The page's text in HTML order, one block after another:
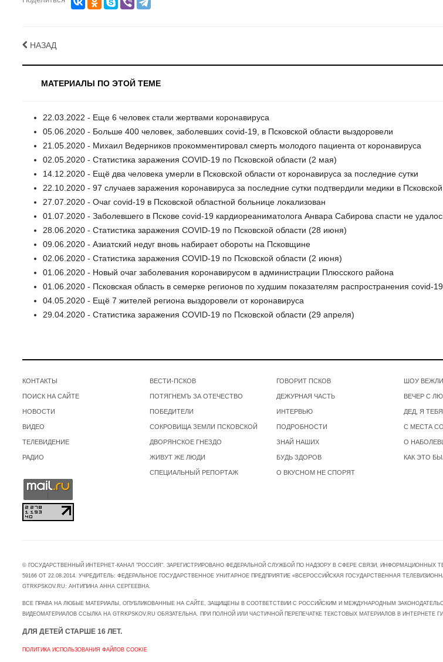
НАЗАД
МАТЕРИАЛЫ ПО ЭТОЙ ТЕМЕ
22.03.2022 - Еще 6 человек стали жертвами коронавируса
05.06.2020 - Больше 400 человек, заболевших covid-19, в Псковской области выздоровели
21.05.2020 - Михаил Ведерников прокомментировал смерть молодого пациента от коронавируса
02.05.2020 - Статистика заражения COVID-19 по Псковской области (2 мая)
14.12.2020 - Ещё два человека умерли в Псковской области от коронавируса за последние сутки
22.10.2020 - 97 случаев заражения коронавируса за последние сутки подтвердили медики в
27.07.2020 - Очаг covid-19 в Псковской областной больнице локализован
01.07.2020 - Заболевшего в Пскове covid-19 кардиореаниматолога Анвара Сабирова спасти не
28.06.2020 - Статистика заражения COVID-19 по Псковской области (28 июня)
09.06.2020 - Азиатский недуг вновь набирает обороты на Псковщине
02.06.2020 - Статистика заражения COVID-19 по Псковской области (2 июня)
01.06.2020 - Новый очаг заболевания коронавирусом в администрации Плюсского района
01.06.2020 - Псковская область в семерке регионов по худшим показателям распространения covid-19
04.05.2020 - Ещё 7 жителей региона выздоровели от коронавируса
29.04.2020 - Статистика заражения COVID-19 по Псковской области (29 апреля)
КОНТАКТЫ
ПОИСК НА САЙТЕ
НОВОСТИ
ВИДЕО
ТЕЛЕВИДЕНИЕ
РАДИО
ВЕСТИ-ПСКОВ
ПОТЯГНЕМЪ ЗА ОТЕЧЕСТВО
ПОБЕДИТЕЛИ
СОКРОВИЩА ЗЕМЛИ ПСКОВСКОЙ
ДВОРЯНСКОЕ ГНЕЗДО
ЖИВУТ ЖЕ ЛЮДИ
СПЕЦИАЛЬНЫЙ РЕПОРТАЖ
ГОВОРИТ ПСКОВ
ДЕЖУРНАЯ ЧАСТЬ
ИНТЕРВЬЮ
ПОДРОБНОСТИ
ЗНАЙ НАШИХ
БУДЬ ЗДОРОВ
О ВКУСНОМ НЕ СПОРЯТ
ШОУ
ВЕЧЕР С
ДЕД, Я
С МЕСТА
О
КАК ЭТО
© ГОСУДАРСТВЕННЫЙ ИНТЕРНЕТ-КАНАЛ "РОССИЯ". ЗАРЕГИСТРИРОВАНО ФЕДЕРАЛЬНОЙ СЛУЖБОЙ ПО НАДЗОРУ В СФЕРЕ СВЯЗИ,
59166 ОТ 22.08.2014. УЧРЕДИТЕЛЬ: ФЕДЕРАЛЬНОЕ ГОСУДАРСТВЕННОЕ УНИТАРНОЕ ПРЕДПРИЯТИЕ «ВСЕРОССИЙСКАЯ ГОСУДАРСТВЕННАЯ
GTRKPSKOV.RU: АНТИПИНА АННА СЕРГЕЕВНА.
ВСЕ ПРАВА НА ЛЮБЫЕ МАТЕРИАЛЫ, ОПУБЛИКОВАННЫЕ НА САЙТЕ, ЗАЩИЩЕНЫ В СООТВЕТСТВИИ С РОССИЙСКИМ И МЕЖДУНАРОДНЫМ
ВИДЕОМАТЕРИАЛОВ ССЫЛКА НА GTRKPSKOV.RU ОБЯЗАТЕЛЬНА. ПРИ ПОЛНОЙ ИЛИ ЧАСТИЧНОЙ ПЕРЕПЕЧАТКЕ ТЕКСТОВЫХ МАТЕРИАЛОВ В ИНТЕРНЕТЕ
ДЛЯ ДЕТЕЙ СТАРШЕ 16 ЛЕТ.
ПОЛИТИКА ИСПОЛЬЗОВАНИЯ ФАЙЛОВ COOKIE